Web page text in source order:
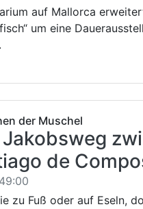
auf Mallorca
um eine
der Muschel
de
zu Fuß oder auf Eseln,